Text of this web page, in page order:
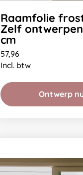
Raamfolie
Zelf
cm
57,96
Incl. btw
Ontwerp